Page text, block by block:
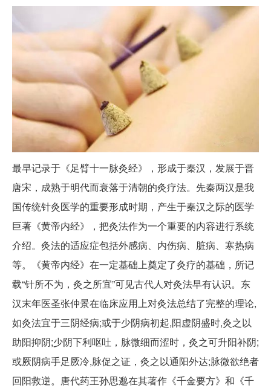
最早记录于《足臂十一脉灸经》，形成于秦汉，发展于晋
唐宋，成熟于明代而衰落于清朝的灸疗法。先秦两汉是我
国传统针灸医学的重要形成时期，产生于秦汉之际的医学
巨著《黄帝内经》，把灸法作为一个重要的内容进行系统
介绍。灸法的适应症包括外感病、内伤病、脏病、寒热病
等。《黄帝内经》在一定基础上奠定了灸疗的基础，所记
载“针所不为，灸之所宜”可见古代人对灸法早有认识。东
汉末年医圣张仲景在临床应用上对灸法总结了完整的理论,
如灸法宜于三阴经病;或于少阴病初起,阳虚阴盛时,灸之以
助阳抑阴;少阴下利呕吐，脉微细而涩时，灸之可升阳补阴;
或厥阴病手足厥冷,脉促之证，灸之以通阳外达;脉微欲绝者
回阳救逆。唐代药王孙思邈在其著作《千金要方》和《千